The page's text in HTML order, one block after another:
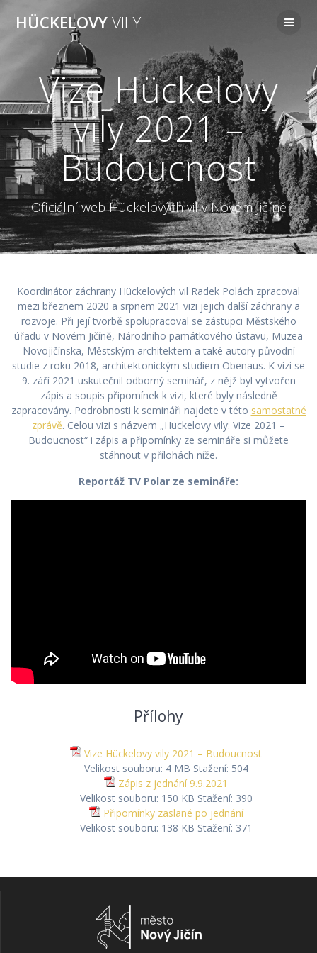
HÜCKELOVYVILY
Vize Hückelovy
vily 2021 –
Budoucnost
Oficiální web Hückelových vil v Novém Jičíně
Koordinátor záchrany Hückelových vil Radek Polách zpracoval
mezi březnem 2020 a srpnem 2021 vizi jejich další záchrany a
rozvoje. Při její tvorbě spolupracoval se zástupci Městského
úřadu v Novém Jičíně, Národního památkového ústavu, Muzea
Novojičínska, Městským architektem a také autory původní
studie z roku 2018, architektonickým studiem Obenaus. K vizi se
9. září 2021 uskutečnil odborný seminář, z nějž byl vytvořen
zápis a soupis připomínek k vizi, které byly následně
zapracovány. Podrobnosti k semináři najdete v této samostatné
zprávě. Celou vizi s názvem „Hückelovy vily: Vize 2021 –
Budoucnost“ i zápis a připomínky ze semináře si můžete
stáhnout v přílohách níže.
Reportáž TV Polar ze semináře:
Přílohy
Vize Hückelovy vily 2021 – Budoucnost
Velikost souboru: 4 MB Stažení: 504
Zápis z jednání 9.9.2021
Velikost souboru: 150 KB Stažení: 390
Připomínky zaslané po jednání
Velikost souboru: 138 KB Stažení: 371